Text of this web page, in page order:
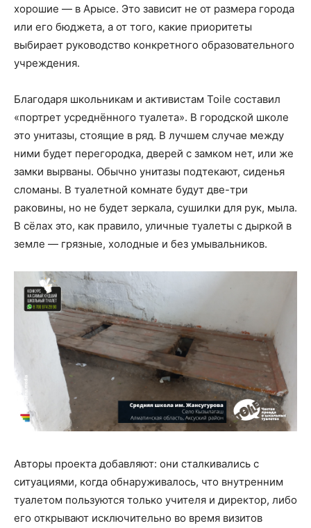
хорошие — в Арысе. Это зависит не от размера города
или его бюджета, а от того, какие приоритеты
выбирает руководство конкретного образовательного
учреждения.
Благодаря школьникам и активистам Toile составил
«портрет усреднённого туалета». В городской школе
это унитазы, стоящие в ряд. В лучшем случае между
ними будет перегородка, дверей с замком нет, или же
замки вырваны. Обычно унитазы подтекают, сиденья
сломаны. В туалетной комнате будут две-три
раковины, но не будет зеркала, сушилки для рук, мыла.
В сёлах это, как правило, уличные туалеты с дыркой в
земле — грязные, холодные и без умывальников.
Авторы проекта добавляют: они сталкивались с
ситуациями, когда обнаруживалось, что внутренним
туалетом пользуются только учителя и директор, либо
его открывают исключительно во время визитов